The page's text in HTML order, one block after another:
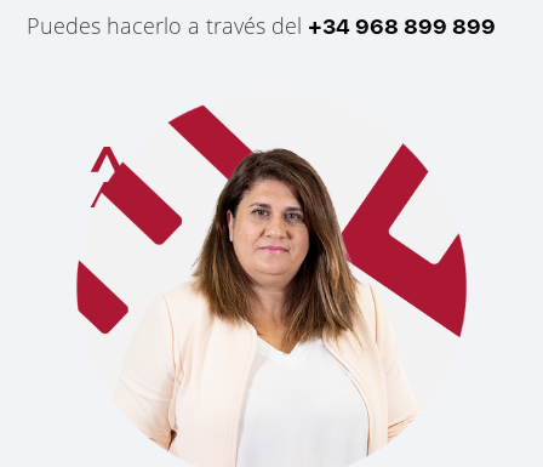
Puedes hacerlo a través del +34 968 899 899